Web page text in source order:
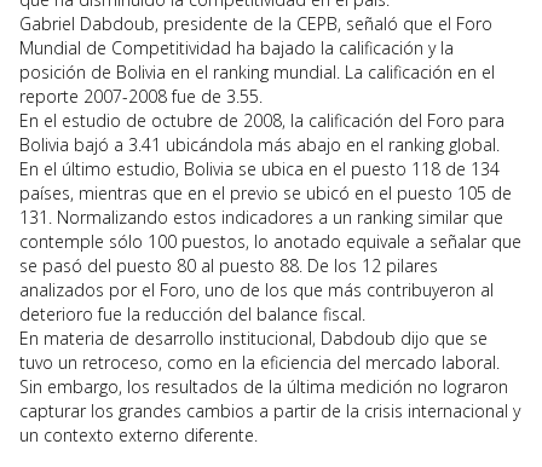
Gabriel Dabdoub, presidente de la CEPB, señaló que el Foro
Mundial de Competitividad ha bajado la calificación y la
posición de Bolivia en el ranking mundial. La calificación en el
reporte 2007-2008 fue de 3.55.
En el estudio de octubre de 2008, la calificación del Foro para
Bolivia bajó a 3.41 ubicándola más abajo en el ranking global.
En el último estudio, Bolivia se ubica en el puesto 118 de 134
países, mientras que en el previo se ubicó en el puesto 105 de
131. Normalizando estos indicadores a un ranking similar que
contemple sólo 100 puestos, lo anotado equivale a señalar que
se pasó del puesto 80 al puesto 88. De los 12 pilares
analizados por el Foro, uno de los que más contribuyeron al
deterioro fue la reducción del balance fiscal.
En materia de desarrollo institucional, Dabdoub dijo que se
tuvo un retroceso, como en la eficiencia del mercado laboral.
Sin embargo, los resultados de la última medición no lograron
capturar los grandes cambios a partir de la crisis internacional y
un contexto externo diferente.